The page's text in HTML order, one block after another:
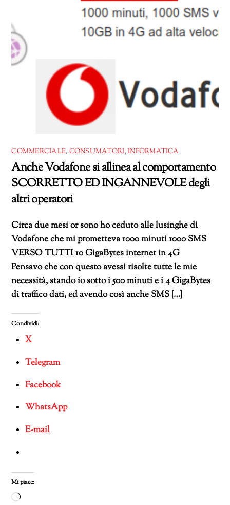
COMMERCIALE, CONSUMATORI, INFORMATICA
Anche Vodafone si allinea al comportamento
SCORRETTO ED INGANNEVOLE degli
altri operatori
Circa due mesi or sono ho ceduto alle lusinghe di
Vodafone che mi prometteva 1000 minuti 1000 SMS
VERSO TUTTI 10 GigaBytes internet in 4G
Pensavo che con questo avessi risolte tutte le mie
necessità, stando io sotto i 500 minuti e i 4 GigaBytes
di traffico dati, ed avendo così anche SMS […]
Condividi:
X
Telegram
Facebook
WhatsApp
E-mail
Mi piace:
Caricamento